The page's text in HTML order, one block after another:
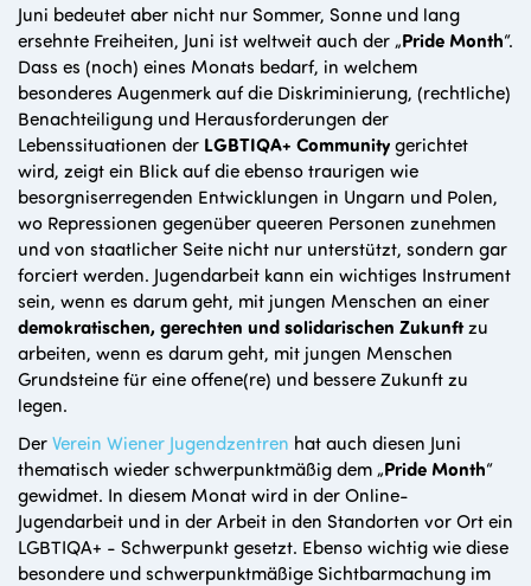
Juni bedeutet aber nicht nur Sommer, Sonne und lang
ersehnte Freiheiten, Juni ist weltweit auch der „Pride Month“.
Dass es (noch) eines Monats bedarf, in welchem
besonderes Augenmerk auf die Diskriminierung, (rechtliche)
Benachteiligung und Herausforderungen der
Lebenssituationen der LGBTIQA+ Communitygerichtet
wird, zeigt ein Blick auf die ebenso traurigen wie
besorgniserregenden Entwicklungen in Ungarn und Polen,
wo Repressionen gegenüber queeren Personen zunehmen
und von staatlicher Seite nicht nur unterstützt, sondern gar
forciert werden. Jugendarbeit kann ein wichtiges Instrument
sein, wenn es darum geht, mit jungen Menschen an einer
demokratischen, gerechten und solidarischen Zukunftzu
arbeiten, wenn es darum geht, mit jungen Menschen
Grundsteine für eine offene(re) und bessere Zukunft zu
legen.
DerVerein Wiener Jugendzentren hat auch diesen Juni
thematisch wieder schwerpunktmäßig dem „Pride Month“
gewidmet. In diesem Monat wird in der Online-
Jugendarbeit und in der Arbeit in den Standorten vor Ort ein
LGBTIQA+ - Schwerpunkt gesetzt. Ebenso wichtig wie diese
besondere und schwerpunktmäßige Sichtbarmachung im